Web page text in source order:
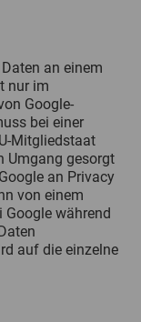
an einem
nur im
Google-
bei einer
Mitgliedstaat
Umgang gesorgt
an Privacy
von einem
Google während
auf die einzelne